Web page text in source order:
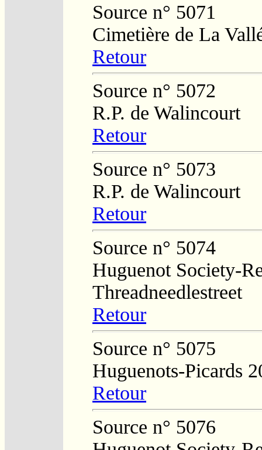
Source n° 5071
Cimetière de La
Retour
Source n° 5072
R.P. de Walincourt
Retour
Source n° 5073
R.P. de Walincourt
Retour
Source n° 5074
Huguenot Society-
Threadneedlestreet
Retour
Source n° 5075
Huguenots-Picards
Retour
Source n° 5076